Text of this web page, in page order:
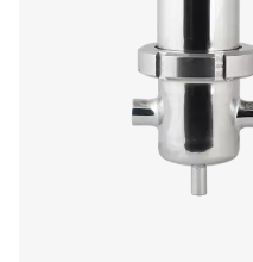
Lijnfilters zijn
ontworpen om
te verwijderen. Deze
aan downstream
productkwaliteit in
gebruiken,